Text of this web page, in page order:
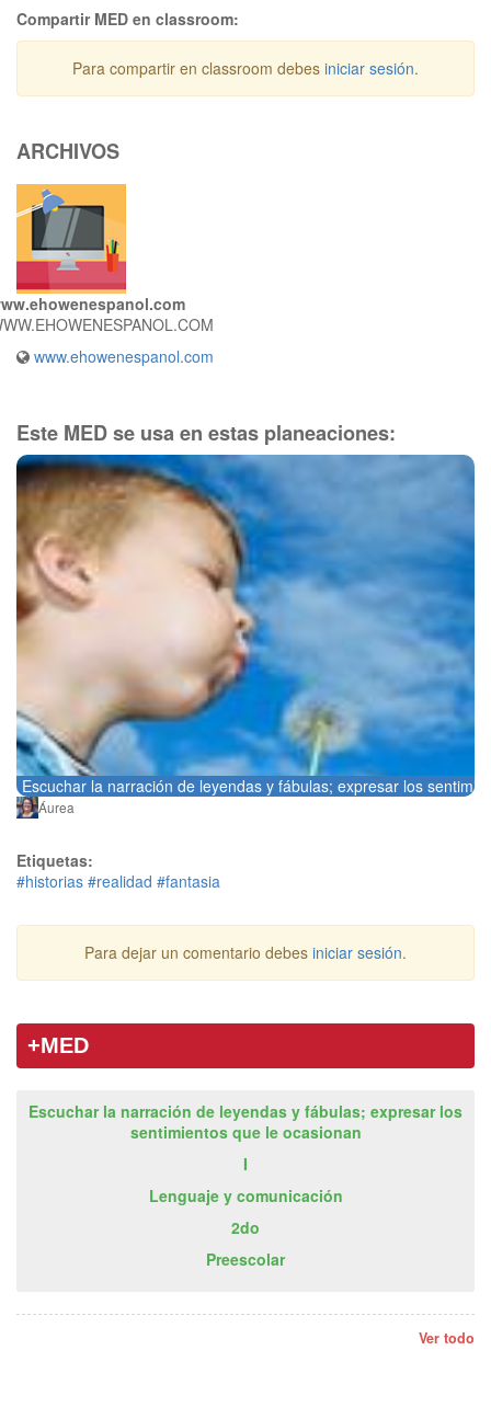
Compartir MED en classroom:
Para compartir en classroom debes iniciar sesión.
ARCHIVOS
www.ehowenespanol.com
Este MED se usa en estas planeaciones:
Escuchar la narración de leyendas y fábulas; expresar los
Áurea
Etiquetas:
#historias #realidad #fantasia
Para dejar un comentario debes iniciar sesión.
+MED
Escuchar la narración de leyendas y fábulas; expresar los
sentimientos que le ocasionan
I
Lenguaje y comunicación
2do
Preescolar
Ver todo